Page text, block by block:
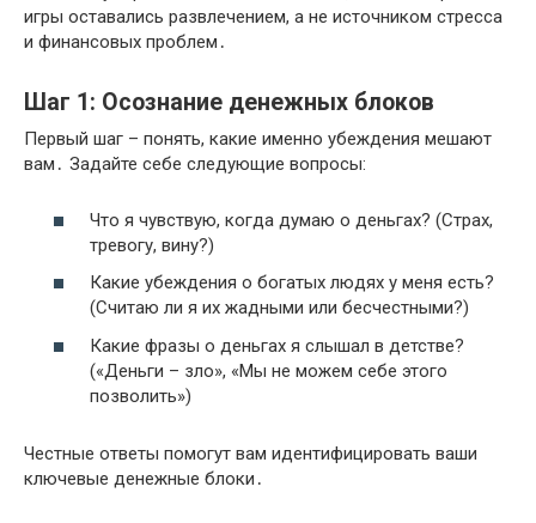
игры оставались развлечением, а не источником стресса
и финансовых проблем․
Шаг 1: Осознание денежных блоков
Первый шаг – понять, какие именно убеждения мешают
вам․ Задайте себе следующие вопросы:
Что я чувствую, когда думаю о деньгах? (Страх,
тревогу, вину?)
Какие убеждения о богатых людях у меня есть?
(Считаю ли я их жадными или бесчестными?)
Какие фразы о деньгах я слышал в детстве?
(«Деньги – зло», «Мы не можем себе этого
позволить»)
Честные ответы помогут вам идентифицировать ваши
ключевые денежные блоки․